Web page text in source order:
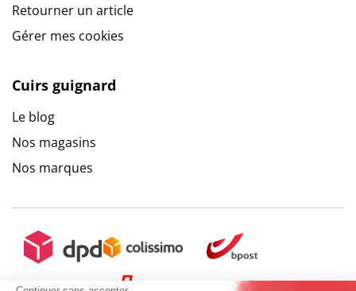
Retourner un article
Gérer mes cookies
Cuirs guignard
Le blog
Nos magasins
Nos marques